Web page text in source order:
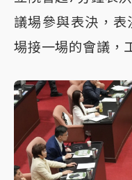
議場參與表決，
場接一場的會議，